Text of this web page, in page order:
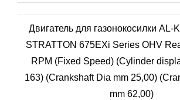
Двигатель для газонокосилки AL-
STRATTON 675EXi Series OHV
RPM (Fixed Speed) (Cylinder
163) (Crankshaft Dia mm 25,00)
mm 62,00)